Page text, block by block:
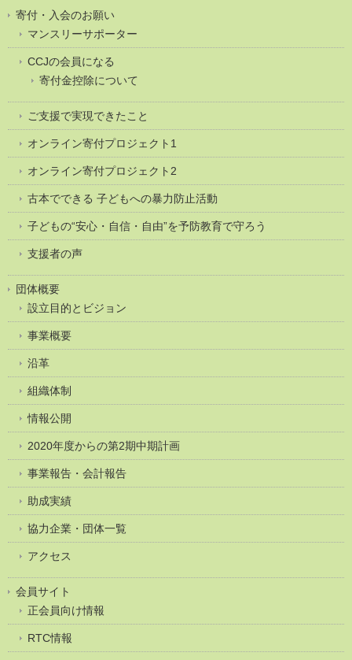
寄付・入会のお願い
マンスリーサポーター
CCJの会員になる
寄付金控除について
ご支援で実現できたこと
オンライン寄付プロジェクト1
オンライン寄付プロジェクト2
古本でできる 子どもへの暴力防止活動
子どもの“安心・自信・自由”を予防教育で守ろう
支援者の声
団体概要
設立目的とビジョン
事業概要
沿革
組織体制
情報公開
2020年度からの第2期中期計画
事業報告・会計報告
助成実績
協力企業・団体一覧
アクセス
会員サイト
正会員向け情報
RTC情報